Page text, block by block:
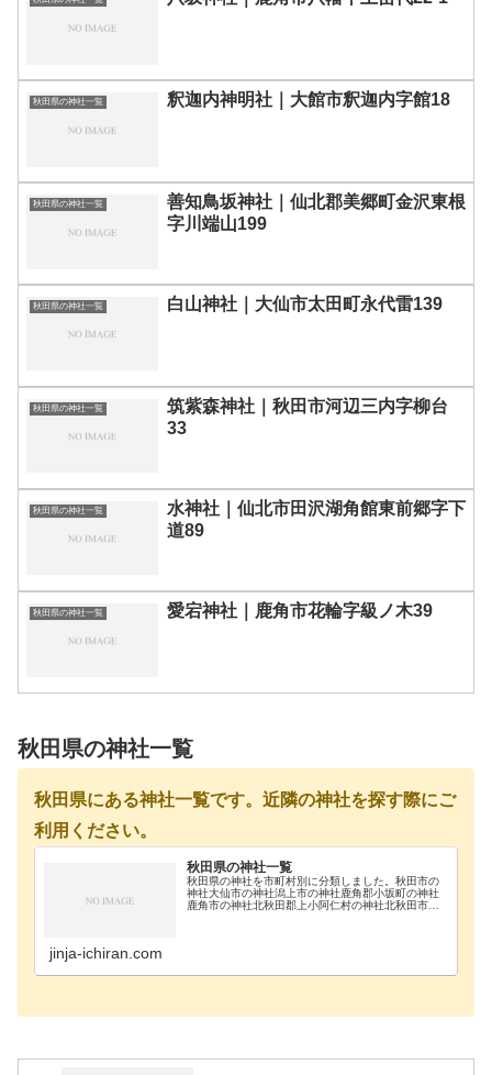
秋田県の神社一覧 釈迦内神明社｜大館市釈迦内字館18
秋田県の神社一覧
善知鳥坂神社｜仙北郡美郷町金沢東根
字川端山199
秋田県の神社一覧 白山神社｜大仙市太田町永代雷139
秋田県の神社一覧
筑紫森神社｜秋田市河辺三内字柳台
33
秋田県の神社一覧
水神社｜仙北市田沢湖角館東前郷字下
道89
秋田県の神社一覧 愛宕神社｜鹿角市花輪字級ノ木39
秋田県の神社一覧
秋田県にある神社一覧です。近隣の神社を探す際にご
利用ください。
秋田県の神社一覧
秋田県の神社を市町村別に分類しました。秋田市の
神社大仙市の神社潟上市の神社鹿角郡小坂町の神社
鹿角市の神社北秋田郡上小阿仁村の神社北秋田市の
jinja-ichiran.com